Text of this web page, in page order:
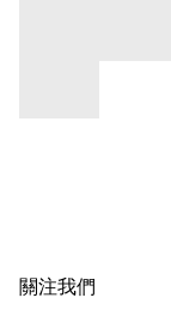
關注我們